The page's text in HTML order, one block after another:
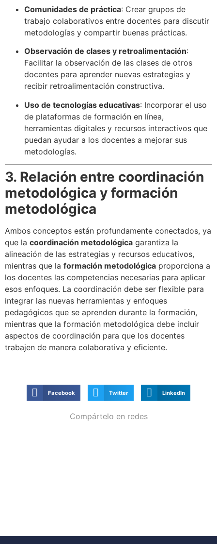
Comunidades de práctica: Crear grupos de
trabajo colaborativos entre docentes para discutir
metodologías y compartir buenas prácticas.
Observación de clases y retroalimentación:
Facilitar la observación de las clases de otros
docentes para aprender nuevas estrategias y
recibir retroalimentación constructiva.
Uso de tecnologías educativas: Incorporar el uso
de plataformas de formación en línea,
herramientas digitales y recursos interactivos que
puedan ayudar a los docentes a mejorar sus
metodologías.
3. Relación entre coordinación
metodológica y formación
metodológica
Ambos conceptos están profundamente conectados, ya
que la coordinación metodológica garantiza la
alineación de las estrategias y recursos educativos,
mientras que la formación metodológica proporciona a
los docentes las competencias necesarias para aplicar
esos enfoques. La coordinación debe ser flexible para
integrar las nuevas herramientas y enfoques
pedagógicos que se aprenden durante la formación,
mientras que la formación metodológica debe incluir
aspectos de coordinación para que los docentes
trabajen de manera colaborativa y eficiente.
Facebook Twitter LinkedIn
Compártelo en redes